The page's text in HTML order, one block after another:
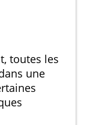
toutes les
une